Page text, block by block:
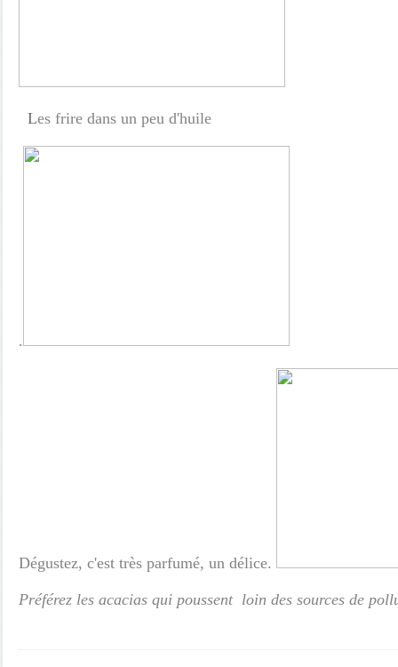
Les frire dans un peu d'huile
.
Dégustez, c'est très parfumé, un délice.
Préférez les acacias qui poussent loin des sources de